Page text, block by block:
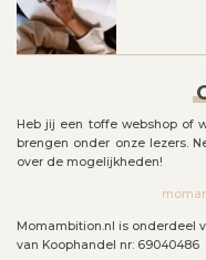
Heb jij een toffe webshop of
brengen onder onze lezers.
over de mogelijkheden!
Momambition.nl is onderdeel
van Koophandel nr: 69040486